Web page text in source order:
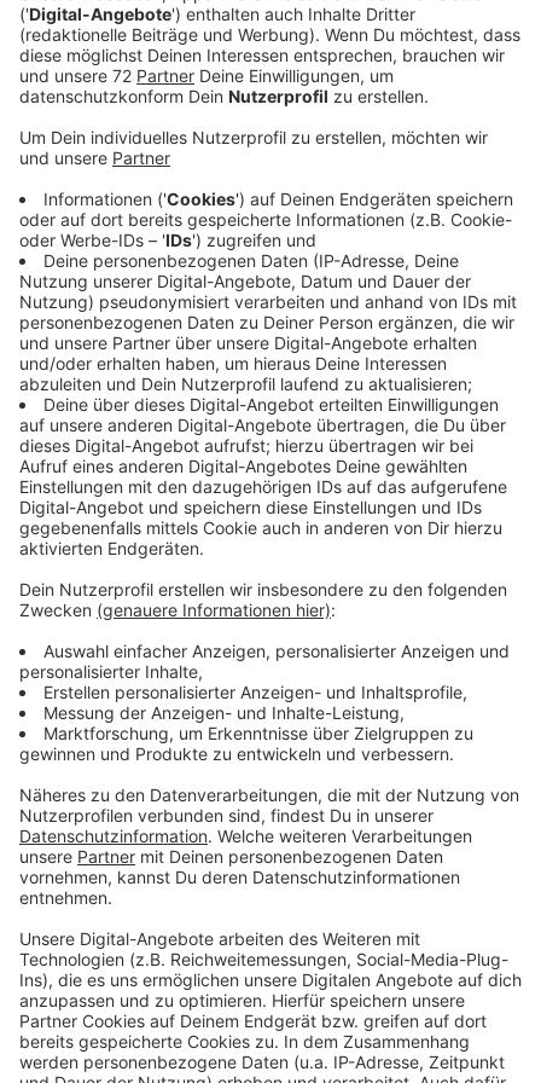
Veröffentlicht:Montag, 16.03.2026 14:38
Anzeige
Habt ihr euch auch schon gefragt, warum Nek bei
"Laura non c’e" immer singt "niemand kann das
bezahlen"? Oder ob es bei der Cutting Crew wirklich
heißt "du musst besoffen bestellen"? Und was hat
eine Zange in "Alane" von Wes verloren?
Die schönsten und abgedrehtesten Verhörer
laufen jeden Morgen in der Radio Kiepenkerl
Morgenshow (6-10 Uhr).
Anzeige
Hast du auch einen Verhörer entdeckt?
Anzeige
Wir freuen uns auf eure ganz persönlichen Verhörer!
Schreibt uns einfach eine E-Mail an:
redaktion@radiokiepenkerl.de oder schickt uns gerne
eine WhatsApp (Sprach-) Nachricht an: 0152 - 22 15
63 54.
Anzeige
Nutze einfach unser Kontaktformular
Anzeige